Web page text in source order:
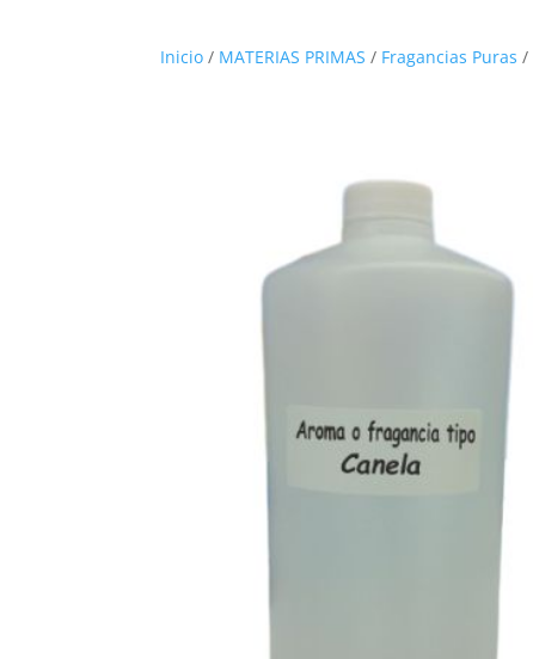
Inicio / MATERIAS PRIMAS / Fragancias Puras /